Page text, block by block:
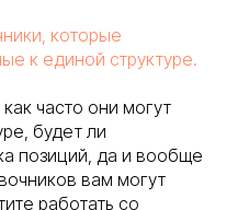
которые
к единой структуре.
часто они могут
будет ли
позиций, да и вообще
вам могут
работать со